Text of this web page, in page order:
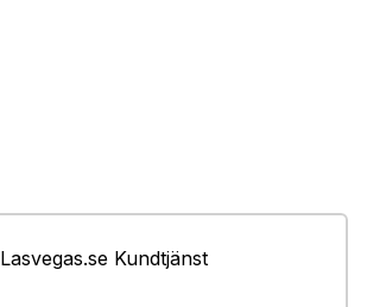
Lasvegas.se Kundtjänst